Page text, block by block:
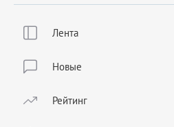
Лента
Новые
Рейтинг